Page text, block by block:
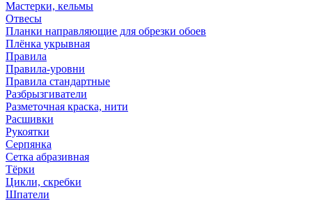
Мастерки, кельмы
Отвесы
Планки направляющие для обрезки обоев
Плёнка укрывная
Правила
Правила-уровни
Правила стандартные
Разбрызгиватели
Разметочная краска, нити
Расшивки
Рукоятки
Серпянка
Сетка абразивная
Тёрки
Цикли, скребки
Шпатели